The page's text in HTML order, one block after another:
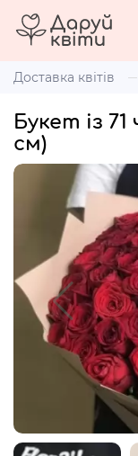
Доставка квітів
Букет із
см)